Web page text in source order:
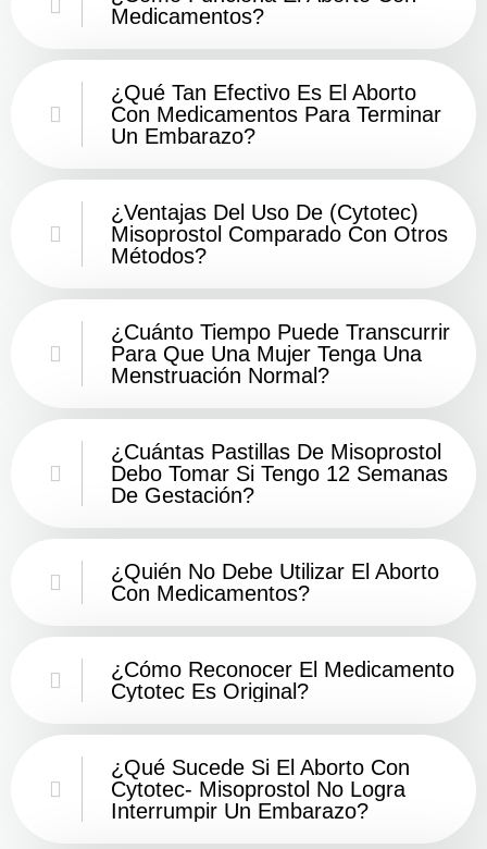
Medicamentos?
¿Qué Tan Efectivo Es El Aborto
Con Medicamentos Para Terminar
Un Embarazo?
¿Ventajas Del Uso De (Cytotec)
Misoprostol Comparado Con Otros
Métodos?
¿Cuánto Tiempo Puede Transcurrir
Para Que Una Mujer Tenga Una
Menstruación Normal?
¿Cuántas Pastillas De Misoprostol
Debo Tomar Si Tengo 12 Semanas
De Gestación?
¿Quién No Debe Utilizar El Aborto
Con Medicamentos?
¿Cómo Reconocer El Medicamento
Cytotec Es Original?
¿Qué Sucede Si El Aborto Con
Cytotec- Misoprostol No Logra
Interrumpir Un Embarazo?